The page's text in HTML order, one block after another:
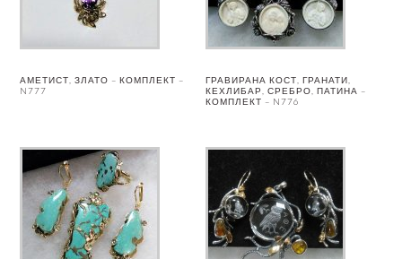
АМЕТИСТ, ЗЛАТО – КОМПЛЕКТ –
N777
ГРАВИРАНА КОСТ, ГРАНАТИ,
КЕХЛИБАР, СРЕБРО, ПАТИНА –
КОМПЛЕКТ – N776